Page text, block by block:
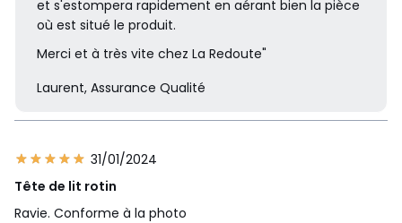
et s'estompera rapidement en aérant bien la pièce
où est situé le produit.
Merci et à très vite chez La Redoute"
Laurent, Assurance Qualité
31/01/2024
Tête de lit rotin
Ravie. Conforme à la photo